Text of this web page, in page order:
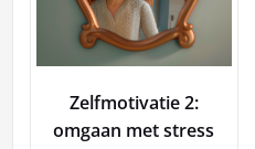
Zelfmotivatie 2:
omgaan met stress